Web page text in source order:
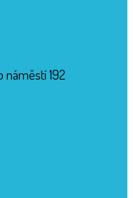
náměstí 192